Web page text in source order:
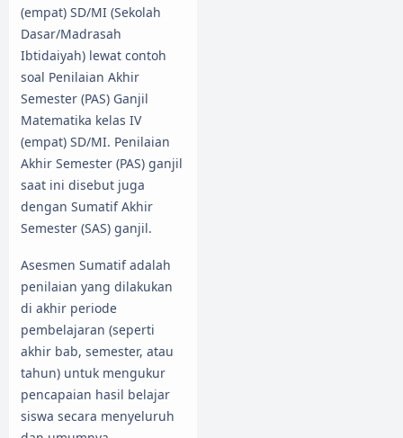
(empat) SD/MI (Sekolah
Dasar/Madrasah
Ibtidaiyah) lewat contoh
soal Penilaian Akhir
Semester (PAS) Ganjil
Matematika kelas IV
(empat) SD/MI. Penilaian
Akhir Semester (PAS) ganjil
saat ini disebut juga
dengan Sumatif Akhir
Semester (SAS) ganjil.
Asesmen Sumatif adalah
penilaian yang dilakukan
di akhir periode
pembelajaran (seperti
akhir bab, semester, atau
tahun) untuk mengukur
pencapaian hasil belajar
siswa secara menyeluruh